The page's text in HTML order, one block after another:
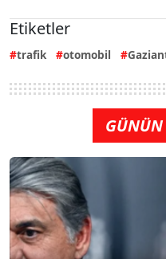
Etiketler
trafik otomobil